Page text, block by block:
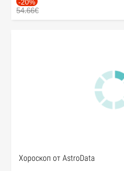
-20%
54.66€
Хороскоп от AstroData